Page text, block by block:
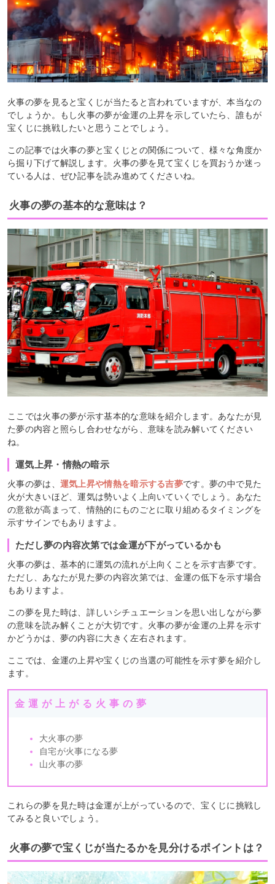
火事の夢を見ると宝くじが当たると言われていますが、本当なの
でしょうか。もし火事の夢が金運の上昇を示していたら、誰もが
宝くじに挑戦したいと思うことでしょう。
この記事では火事の夢と宝くじとの関係について、様々な角度か
ら掘り下げて解説します。火事の夢を見て宝くじを買おうか迷っ
ている人は、ぜひ記事を読み進めてくださいね。
火事の夢の基本的な意味は？
ここでは火事の夢が示す基本的な意味を紹介します。あなたが見
た夢の内容と照らし合わせながら、意味を読み解いてください
ね。
運気上昇・情熱の暗示
火事の夢は、 運気上昇や情熱を暗示する吉夢です。夢の中で見た
火が大きいほど、運気は勢いよく上向いていくでしょう。あなた
の意欲が高まって、情熱的にものごとに取り組めるタイミングを
示すサインでもありますよ。
ただし夢の内容次第では金運が下がっているかも
火事の夢は、基本的に運気の流れが上向くことを示す吉夢です。
ただし、あなたが見た夢の内容次第では、金運の低下を示す場合
もありますよ。
この夢を見た時は、詳しいシチュエーションを思い出しながら夢
の意味を読み解くことが大切です。火事の夢が金運の上昇を示す
かどうかは、夢の内容に大きく左右されます。
ここでは、金運の上昇や宝くじの当選の可能性を示す夢を紹介し
ます。
金運が上がる火事の夢
大火事の夢
自宅が火事になる夢
山火事の夢
これらの夢を見た時は金運が上がっているので、宝くじに挑戦し
てみると良いでしょう。
火事の夢で宝くじが当たるかを見分けるポイントは？